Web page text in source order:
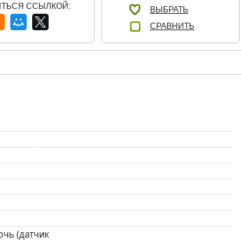
ССЫЛКОЙ:
ВЫБРАТЬ
СРАВНИТЬ
(датчик